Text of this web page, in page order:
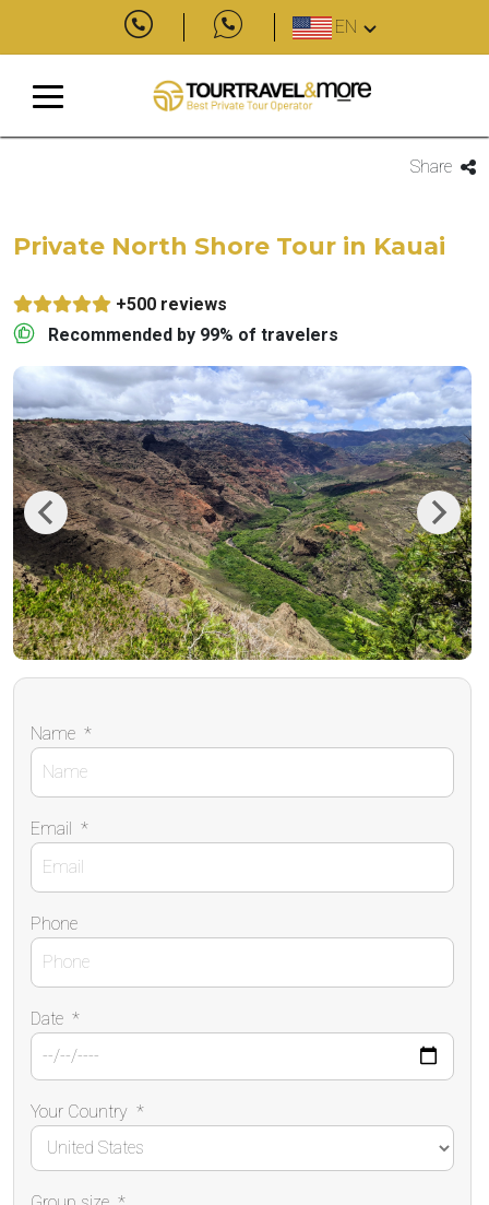
EN
Share
Private North Shore Tour in Kauai
+500 reviews
Recommended by 99% of travelers
Previous Next
Name *
Email *
Phone
Date *
Your Country *